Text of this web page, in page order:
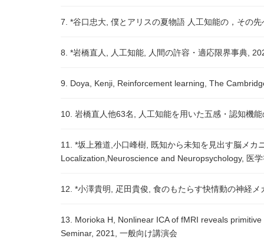
7. *谷口忠大, 僕とアリスの夏物語 人工知能の，その
8. *岩橋直人, 人工知能, 人間の許容・適応限界事典,
9. Doya, Kenji, Reinforcement learning, The
10. 岩橋直人他63名, 人工知能を用いた五感・認知機
11. *坂上雅道,小口峰樹, 既知から未知を見出す脳メ
Localization,Neuroscience and Neuropsychology, 医
12. *小澤貴明, 疋田貴俊, 食のもたらす快情動の神経
13. Morioka H, Nonlinear ICA of fMRI reveals
Seminar, 2021, 一般向け講演会